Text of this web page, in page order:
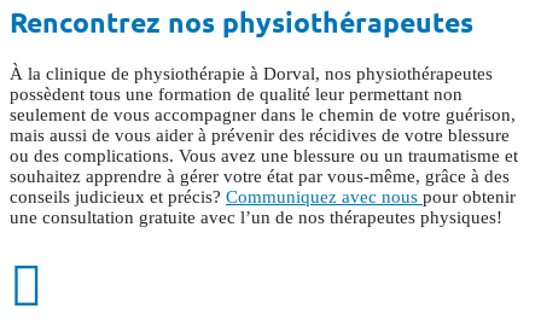
Rencontrez nos physiothérapeutes
À la clinique de physiothérapie à Dorval, nos physiothérapeutes
possèdent tous une formation de qualité leur permettant non
seulement de vous accompagner dans le chemin de votre guérison,
mais aussi de vous aider à prévenir des récidives de votre blessure
ou des complications. Vous avez une blessure ou un traumatisme et
souhaitez apprendre à gérer votre état par vous-même, grâce à des
conseils judicieux et précis? Communiquez avec nous pour obtenir
une consultation gratuite avec l’un de nos thérapeutes physiques!
